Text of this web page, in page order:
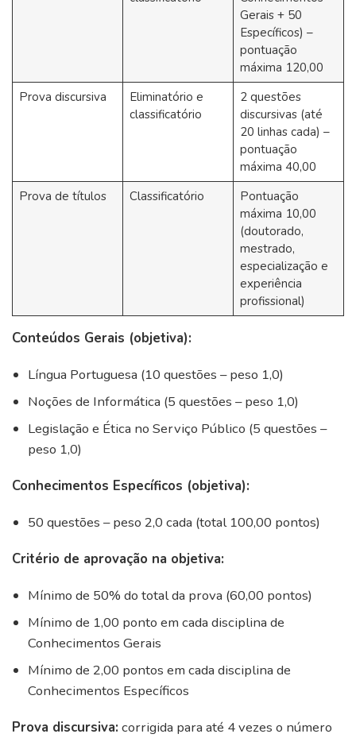
Gerais + 50
Específicos) –
pontuação
máxima 120,00
Prova discursiva
Eliminatório e
classificatório
2 questões
discursivas (até
20 linhas cada) –
pontuação
máxima 40,00
Prova de títulos
Classificatório
Pontuação
máxima 10,00
(doutorado,
mestrado,
especialização e
experiência
profissional)
Conteúdos Gerais (objetiva):
Língua Portuguesa (10 questões – peso 1,0)
Noções de Informática (5 questões – peso 1,0)
Legislação e Ética no Serviço Público (5 questões –
peso 1,0)
Conhecimentos Específicos (objetiva):
50 questões – peso 2,0 cada (total 100,00 pontos)
Critério de aprovação na objetiva:
Mínimo de 50% do total da prova (60,00 pontos)
Mínimo de 1,00 ponto em cada disciplina de
Conhecimentos Gerais
Mínimo de 2,00 pontos em cada disciplina de
Conhecimentos Específicos
Prova discursiva: corrigida para até 4 vezes o número